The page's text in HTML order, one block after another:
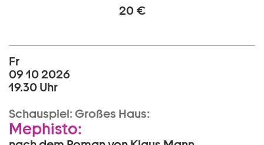
20 €
Fr
09 10 2026
19.30 Uhr
Schauspiel: Großes Haus:
Mephisto: